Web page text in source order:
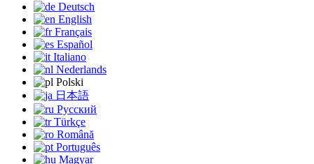
Deutsch
English
Français
Español
Italiano
Nederlands
Polski
日本語
Русский
Türkçe
Română
Português
Magyar